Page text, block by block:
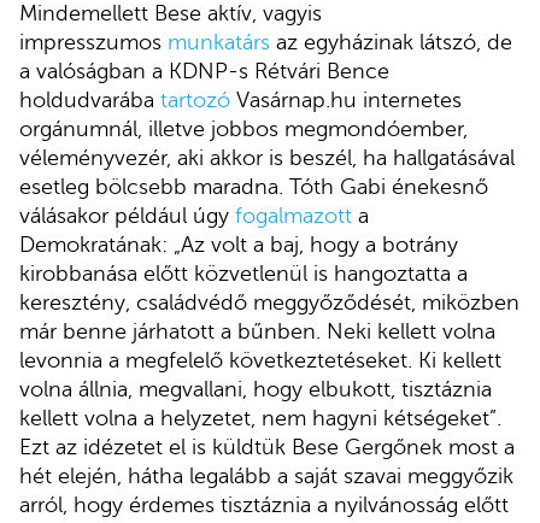
Mindemellett Bese aktív, vagyis
impresszumos munkatárs az egyházinak látszó, de
a valóságban a KDNP-s Rétvári Bence
holdudvarába tartozó Vasárnap.hu internetes
orgánumnál, illetve jobbos megmondóember,
véleményvezér, aki akkor is beszél, ha hallgatásával
esetleg bölcsebb maradna. Tóth Gabi énekesnő
válásakor például úgy fogalmazott a
Demokratának: „Az volt a baj, hogy a botrány
kirobbanása előtt közvetlenül is hangoztatta a
keresztény, családvédő meggyőződését, miközben
már benne járhatott a bűnben. Neki kellett volna
levonnia a megfelelő következtetéseket. Ki kellett
volna állnia, megvallani, hogy elbukott, tisztáznia
kellett volna a helyzetet, nem hagyni kétségeket”.
Ezt az idézetet el is küldtük Bese Gergőnek most a
hét elején, hátha legalább a saját szavai meggyőzik
arról, hogy érdemes tisztáznia a nyilvánosság előtt